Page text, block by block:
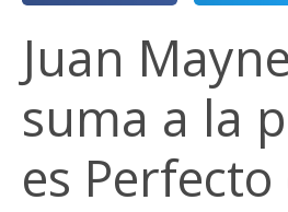
Juan
suma a la
es